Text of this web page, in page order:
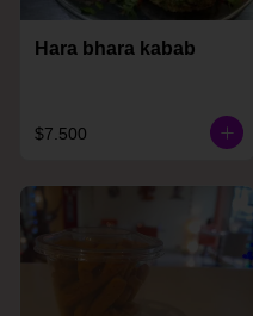
Hara bhara kabab
$7.500